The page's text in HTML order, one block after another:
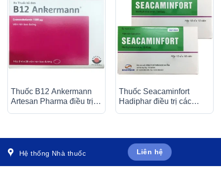
Thuốc B12 Ankermann
Artesan Pharma điều trị
Thuốc Seacaminfort
Hadiphar điều trị các
Hệ thống Nhà thuốc Liên hệ